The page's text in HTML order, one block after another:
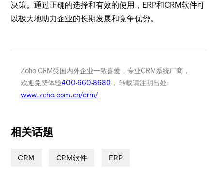
决策。通过正确的选择和有效的使用，ERP和CRM软件可
以极大地助力企业的长期发展和竞争优势。
Zoho CRM受国内外企业一致喜爱，专业CRM系统厂商，
欢迎免费体验400-660-8680 ， 转载请注明出处:
www.zoho.com.cn/crm/
相关话题
CRM CRM软件 ERP